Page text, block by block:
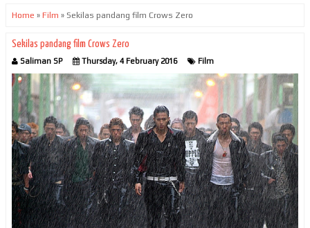
Home » Film » Sekilas pandang film Crows Zero
Sekilas pandang film Crows Zero
Saliman SP Thursday, 4 February 2016 Film